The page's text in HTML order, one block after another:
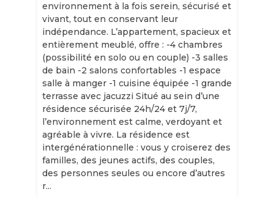
environnement à la fois serein, sécurisé et
vivant, tout en conservant leur
indépendance. L’appartement, spacieux et
entièrement meublé, offre : -4 chambres
(possibilité en solo ou en couple) -3 salles
de bain -2 salons confortables -1 espace
salle à manger -1 cuisine équipée -1 grande
terrasse avec jacuzzi Situé au sein d’une
résidence sécurisée 24h/24 et 7j/7,
l’environnement est calme, verdoyant et
agréable à vivre. La résidence est
intergénérationnelle : vous y croiserez des
familles, des jeunes actifs, des couples,
des personnes seules ou encore d’autres
r...